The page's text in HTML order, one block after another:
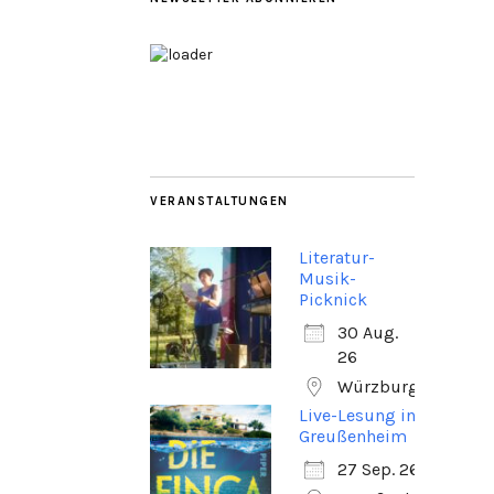
VERANSTALTUNGEN
Literatur-
Musik-
Picknick
30 Aug.
26
Würzburg
Live-Lesung in
Greußenheim
27 Sep. 26